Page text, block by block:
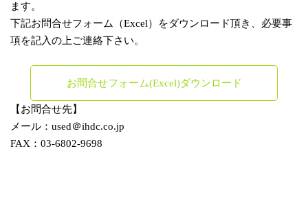
ます。
下記お問合せフォーム（Excel）をダウンロード頂き、必要事
項を記入の上ご連絡下さい。
お問合せフォーム(Excel)ダウンロード
【お問合せ先】
メール：used＠ihdc.co.jp
FAX：03-6802-9698